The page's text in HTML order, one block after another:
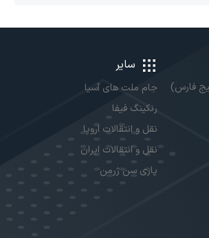
فارس)
سایر
جام ملت های آسیا
رنکینگ فیفا
نقل و انتقالات اروپا
نقل و انتقالات ایران
پاری سن ژرمن